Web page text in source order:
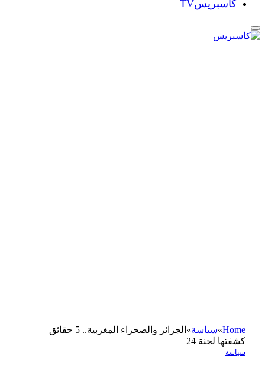
كاسبريسTV
Home
»سياسة»
الجزائر والصحراء المغربية.. 5 حقائق
كشفتها لجنة 24
سياسة